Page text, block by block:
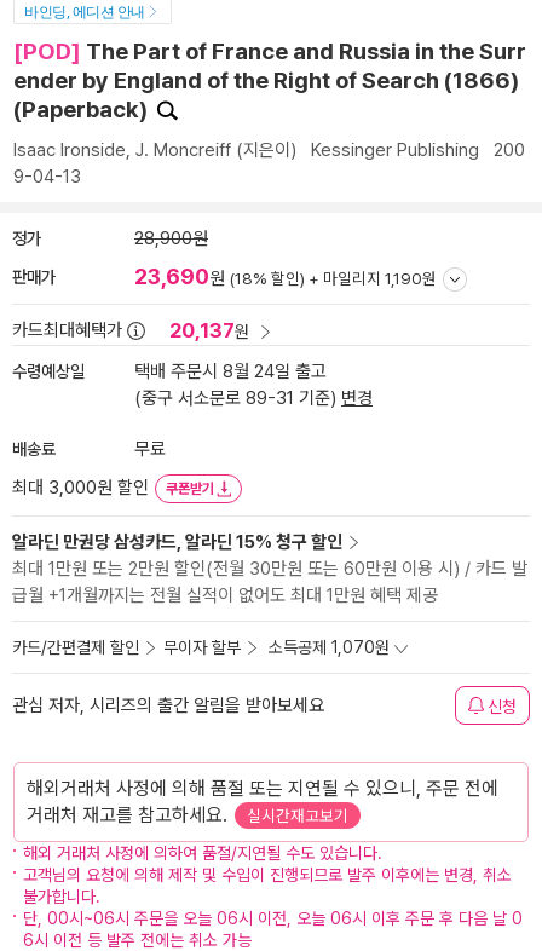
바인딩, 에디션 안내
[POD] The Part of France and Russia in the Surr
ender by England of the Right of Search (1866)
(Paperback)
Isaac Ironside, J. Moncreiff (지은이) Kessinger Publishing 200
9-04-13
정가 28,900원
판매가 23,690원 (18% 할인) + 마일리지 1,190원
카드최대혜택가 20,137원
수령예상일
택배 주문시 8월 24일 출고
(중구 서소문로 89-31 기준) 변경
배송료
무료
최대 3,000원 할인
쿠폰받기
알라딘 만권당 삼성카드, 알라딘 15% 청구 할인
최대 1만원 또는 2만원 할인(전월 30만원 또는 60만원 이용 시) / 카드 발
급월 +1개월까지는 전월 실적이 없어도 최대 1만원 혜택 제공
카드/간편결제 할인 무이자 할부 소득공제 1,070원
관심 저자, 시리즈의 출간 알림을 받아보세요 신청
해외거래처 사정에 의해 품절 또는 지연될 수 있으니, 주문 전에
거래처 재고를 참고하세요.
실시간재고보기
해외 거래처 사정에 의하여 품절/지연될 수도 있습니다.
고객님의 요청에 의해 제작 및 수입이 진행되므로 발주 이후에는 변경, 취소
불가합니다.
단, 00시~06시 주문을 오늘 06시 이전, 오늘 06시 이후 주문 후 다음 날 0
6시 이전 등 발주 전에는 취소 가능